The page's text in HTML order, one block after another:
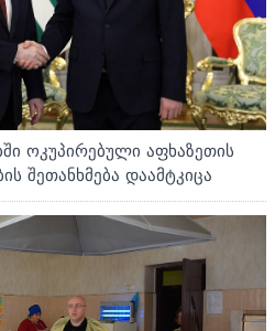
ოკუპირებული აფხაზეთის
შეთანხმება დაამტკიცა